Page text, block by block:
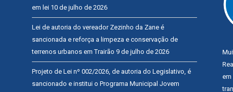
em lei 10 de julho de 2026
Lei de autoria do vereador Zezinho da Zane é
sancionada e reforça a limpeza e conservação de
terrenos urbanos em Trairão 9 de julho de 2026
Projeto de Lei nº 002/2026, de autoria do Legislativo, é
sancionado e institui o Programa Municipal Jovem
em